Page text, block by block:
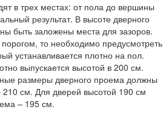
в трех местах: от пола до вершины
результат. В высоте дверного
быть заложены места для зазоров.
то необходимо предусмотреть
устанавливается плотно на пол.
выпускается высотой в 200 см.
размеры дверного проема должны
см. Для дверей высотой 190 см
– 195 см.